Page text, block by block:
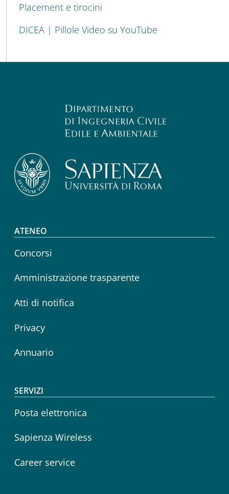
Placement e tirocini
DICEA | Pillole Video su YouTube
Footer menu
ATENEO
Concorsi
Amministrazione trasparente
Atti di notifica
Privacy
Annuario
SERVIZI
Posta elettronica
Sapienza Wireless
Career service